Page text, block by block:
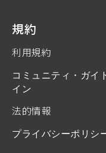
規約
利用規約
コミュニティ・ガイ
イン
法的情報
プライバシーポリシ